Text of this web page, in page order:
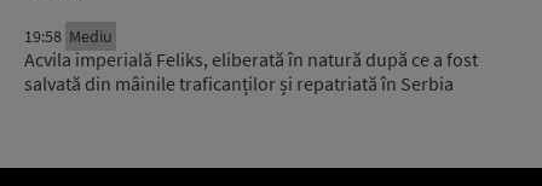
19:58 Mediu
Acvila imperială Feliks, eliberată în natură după ce a fost
salvată din mâinile traficanților și repatriată în Serbia